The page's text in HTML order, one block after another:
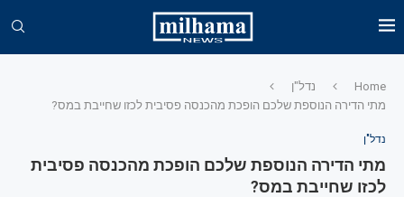
Home
נדל"ן
מתי הדירה הנוספת שלכם הופכת מהכנסה פסיבית לכזו שחייבת במס?
נדל"ן
מתי הדירה הנוספת שלכם הופכת מהכנסה פסיבית
לכזו שחייבת במס?